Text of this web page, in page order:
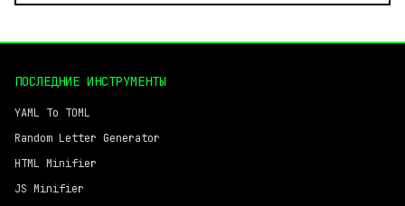
ПОСЛЕДНИЕ ИНСТРУМЕНТЫ
YAML To TOML
Random Letter Generator
HTML Minifier
JS Minifier